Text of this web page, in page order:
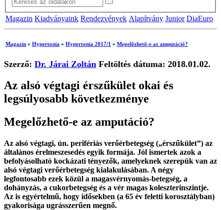
Magazin Kiadványaink Rendezvények Alapítvány Junior DiaEuro
Magazin » Hypertonia » Hypertonia 2017/1 » Megelőzhető-e az amputáció?
Szerző: Dr. Járai Zoltán Feltöltés dátuma: 2018.01.02.
Az alsó végtagi érszűkület okai és
legsúlyosabb következménye
Megelőzhető-e az amputáció?
Az alsó végtagi, ún. perifériás verőérbetegség („érszűkület”) az
általános érelmeszesedés egyik formája. Jól ismertek azok a
befolyásolható kockázati tényezők, amelyeknek szerepük van az
alsó végtagi verőérbetegség kialakulásában. A négy
legfontosabb ezek közül a magasvérnyomás-betegség, a
dohányzás, a cukorbetegség és a vér magas koleszterinszintje.
Az is egyértelmű, hogy idősekben (a 65 év feletti korosztályban)
gyakorisága ugrásszerűen megnő.